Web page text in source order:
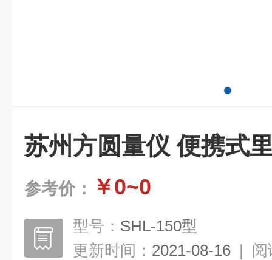
苏州方圆量仪 便携式
参考价： ￥0~0
型号： SHL-150型
更新时间： 2021-08-16 | 阅